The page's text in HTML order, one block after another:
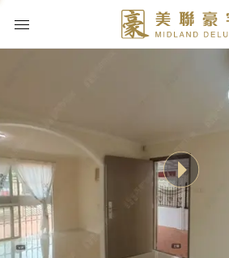
物業出租
業主放盤
豪宅報告